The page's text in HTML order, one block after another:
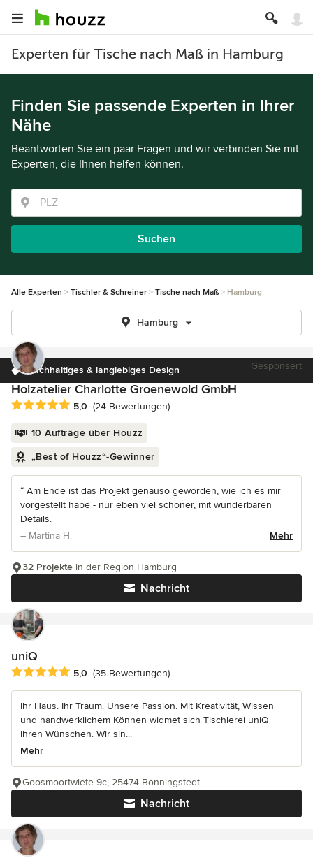
Experten für Tische nach Maß in Hamburg
Finden Sie passende Experten in Ihrer
Nähe
Beantworten Sie ein paar Fragen und wir verbinden Sie mit
Experten, die Ihnen helfen können.
Suchen
Alle Experten Tischler & Schreiner Tische nach Maß Hamburg
Hamburg
Nachhaltiges & langlebiges Design Gesponsert
Holzatelier Charlotte Groenewold GmbH
Durchschnittliche Bewertung: 5 von 5 Sternen
5,0 (24 Bewertungen)
10 Aufträge über Houzz
„Best of Houzz“-Gewinner
“ Am Ende ist das Projekt genauso geworden, wie ich es mir
vorgestellt habe - nur eben viel schöner, mit wunderbaren
Details.
– Martina H.
Mehr
Nachricht
32 Projekte in der Region Hamburg
uniQ
Durchschnittliche Bewertung: 5 von 5 Sternen
5,0 (35 Bewertungen)
Ihr Haus. Ihr Traum. Unsere Passion. Mit Kreativität, Wissen
und handwerklichem Können widmet sich Tischlerei uniQ
Ihren Wünschen. Wir sin...
Mehr
Nachricht
Goosmoortwiete 9c, 25474 Bönningstedt